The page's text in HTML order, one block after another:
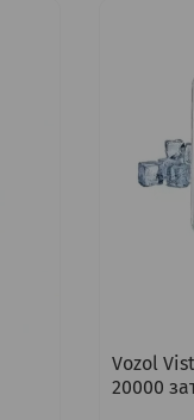
Vozol
20000